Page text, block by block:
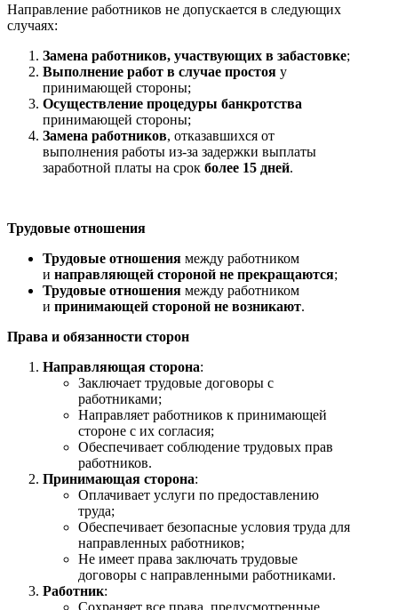
Направление работников не допускается в следующих
случаях:
Замена работников, участвующих в забастовке;
Выполнение работ в случае простоя у
принимающей стороны;
Осуществление процедуры банкротства
принимающей стороны;
Замена работников, отказавшихся от
выполнения работы из-за задержки выплаты
заработной платы на срок более 15 дней.
Трудовые отношения
Трудовые отношения между работником
и направляющей стороной не прекращаются;
Трудовые отношения между работником
и принимающей стороной не возникают.
Права и обязанности сторон
Направляющая сторона:
Заключает трудовые договоры с
работниками;
Направляет работников к принимающей
стороне с их согласия;
Обеспечивает соблюдение трудовых прав
работников.
Принимающая сторона:
Оплачивает услуги по предоставлению
труда;
Обеспечивает безопасные условия труда для
направленных работников;
Не имеет права заключать трудовые
договоры с направленными работниками.
Работник:
Сохраняет все права, предусмотренные